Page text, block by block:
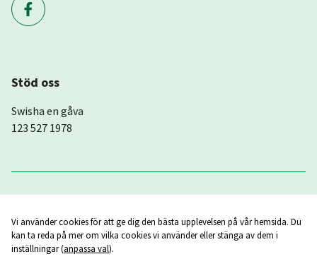
Stöd oss
Swisha en gåva
123 527 1978
Vi använder cookies för att ge dig den bästa upplevelsen på vår hemsida. Du
kan ta reda på mer om vilka cookies vi använder eller stänga av dem i
inställningar (anpassa val).